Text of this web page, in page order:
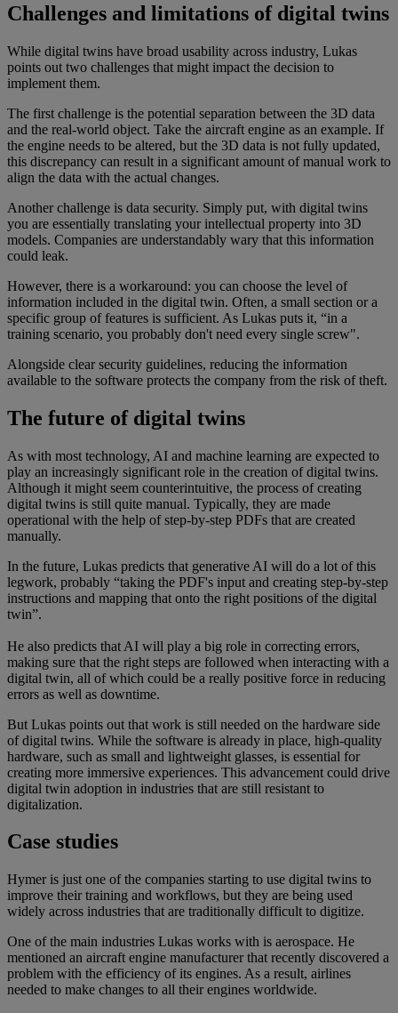
Challenges and limitations of digital twins
While digital twins have broad usability across industry, Lukas
points out two challenges that might impact the decision to
implement them.
The first challenge is the potential separation between the 3D data
and the real-world object. Take the aircraft engine as an example. If
the engine needs to be altered, but the 3D data is not fully updated,
this discrepancy can result in a significant amount of manual work to
align the data with the actual changes.
Another challenge is data security. Simply put, with digital twins
you are essentially translating your intellectual property into 3D
models. Companies are understandably wary that this information
could leak.
However, there is a workaround: you can choose the level of
information included in the digital twin. Often, a small section or a
specific group of features is sufficient. As Lukas puts it, “in a
training scenario, you probably don't need every single screw".
Alongside clear security guidelines, reducing the information
available to the software protects the company from the risk of theft.
The future of digital twins
As with most technology, AI and machine learning are expected to
play an increasingly significant role in the creation of digital twins.
Although it might seem counterintuitive, the process of creating
digital twins is still quite manual. Typically, they are made
operational with the help of step-by-step PDFs that are created
manually.
In the future, Lukas predicts that generative AI will do a lot of this
legwork, probably “taking the PDF's input and creating step-by-step
instructions and mapping that onto the right positions of the digital
twin”.
He also predicts that AI will play a big role in correcting errors,
making sure that the right steps are followed when interacting with a
digital twin, all of which could be a really positive force in reducing
errors as well as downtime.
But Lukas points out that work is still needed on the hardware side
of digital twins. While the software is already in place, high-quality
hardware, such as small and lightweight glasses, is essential for
creating more immersive experiences. This advancement could drive
digital twin adoption in industries that are still resistant to
digitalization.
Case studies
Hymer is just one of the companies starting to use digital twins to
improve their training and workflows, but they are being used
widely across industries that are traditionally difficult to digitize.
One of the main industries Lukas works with is aerospace. He
mentioned an aircraft engine manufacturer that recently discovered a
problem with the efficiency of its engines. As a result, airlines
needed to make changes to all their engines worldwide.